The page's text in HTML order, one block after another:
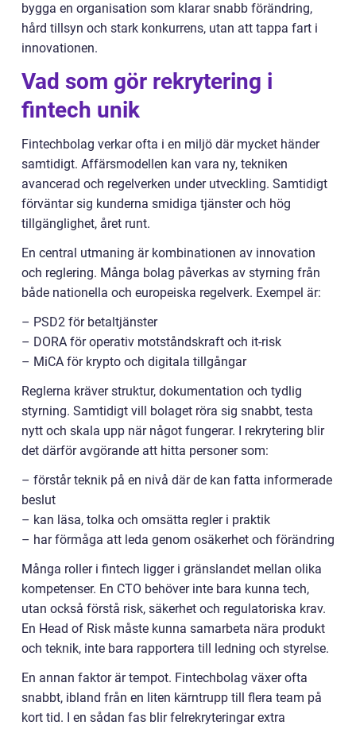
bygga en organisation som klarar snabb förändring,
hård tillsyn och stark konkurrens, utan att tappa fart i
innovationen.
Vad som gör rekrytering i
fintech unik
Fintechbolag verkar ofta i en miljö där mycket händer
samtidigt. Affärsmodellen kan vara ny, tekniken
avancerad och regelverken under utveckling. Samtidigt
förväntar sig kunderna smidiga tjänster och hög
tillgänglighet, året runt.
En central utmaning är kombinationen av innovation
och reglering. Många bolag påverkas av styrning från
både nationella och europeiska regelverk. Exempel är:
– PSD2 för betaltjänster
– DORA för operativ motståndskraft och it-risk
– MiCA för krypto och digitala tillgångar
Reglerna kräver struktur, dokumentation och tydlig
styrning. Samtidigt vill bolaget röra sig snabbt, testa
nytt och skala upp när något fungerar. I rekrytering blir
det därför avgörande att hitta personer som:
– förstår teknik på en nivå där de kan fatta informerade
beslut
– kan läsa, tolka och omsätta regler i praktik
– har förmåga att leda genom osäkerhet och förändring
Många roller i fintech ligger i gränslandet mellan olika
kompetenser. En CTO behöver inte bara kunna tech,
utan också förstå risk, säkerhet och regulatoriska krav.
En Head of Risk måste kunna samarbeta nära produkt
och teknik, inte bara rapportera till ledning och styrelse.
En annan faktor är tempot. Fintechbolag växer ofta
snabbt, ibland från en liten kärntrupp till flera team på
kort tid. I en sådan fas blir felrekryteringar extra